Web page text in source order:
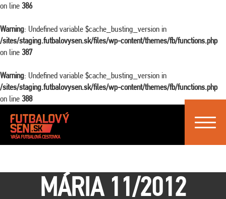
on line 386
Warning: Undefined variable $cache_busting_version in
/sites/staging.futbalovysen.sk/files/wp-content/themes/fb/functions.php
on line 387
Warning: Undefined variable $cache_busting_version in
/sites/staging.futbalovysen.sk/files/wp-content/themes/fb/functions.php
on line 388
Toggle
MÁRIA 11/2012